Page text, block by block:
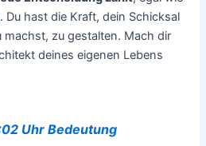
Du hast die Kraft, dein Schicksal
machst, zu gestalten. Mach dir
deines eigenen Lebens
Uhr Bedeutung